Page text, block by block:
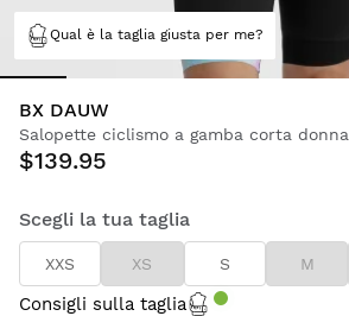
Qual è la taglia giusta per me?
BX DAUW
Salopette ciclismo a gamba corta donna
$139.95
Scegli la tua taglia
XXS XS S M
Consigli sulla taglia